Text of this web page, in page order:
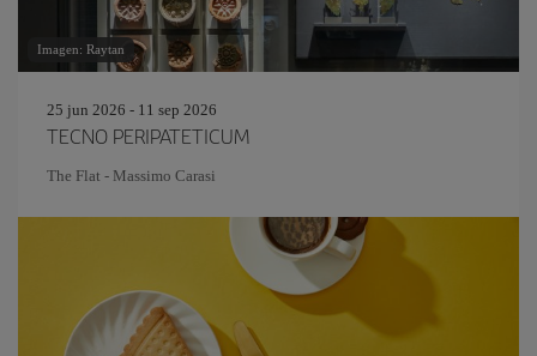
Imagen: Raytan
25 jun 2026 - 11 sep 2026
TECNO PERIPATETICUM
The Flat - Massimo Carasi